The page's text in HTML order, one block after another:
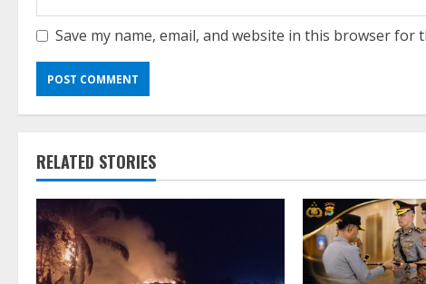
Save my name, email, and website in this browser for
RELATED STORIES